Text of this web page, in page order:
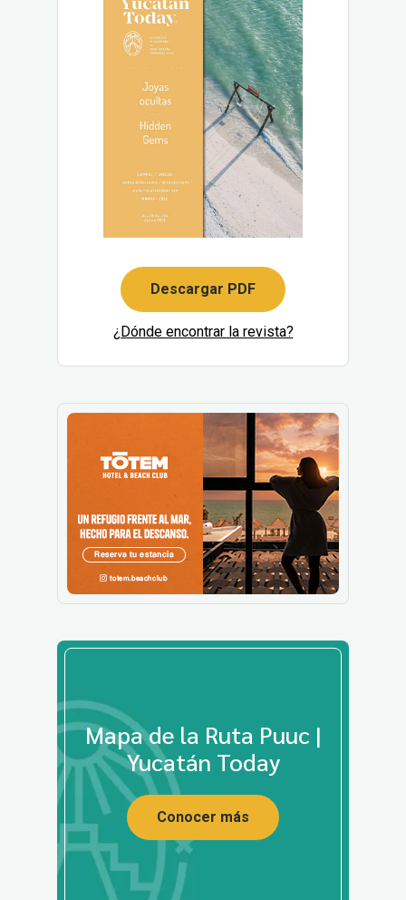
Descargar PDF
¿Dónde encontrar la revista?
Mapa de la Ruta Puuc |
Yucatán Today
Conocer más